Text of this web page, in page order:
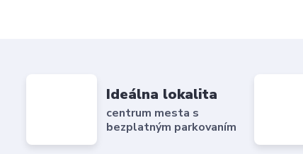
Ideálna lokalita
centrum mesta s
bezplatným parkovaním